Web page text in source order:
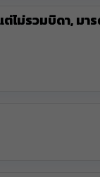
ม่รวมบิดา, มาร